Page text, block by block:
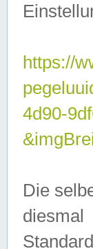
https://
4d90-
Die